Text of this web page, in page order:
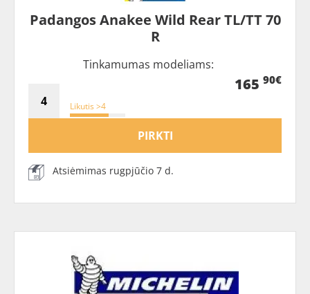
Padangos Anakee Wild Rear TL/TT 70
R
Tinkamumas modeliams:
Likutis >4
165 90€
PIRKTI
Atsiėmimas rugpjūčio 7 d.